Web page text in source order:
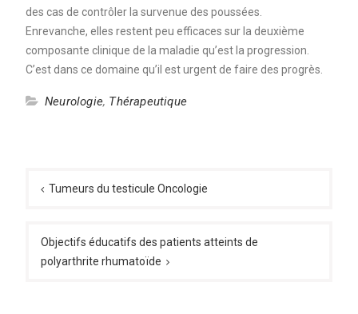
des cas de contrôler la survenue des poussées.
Enrevanche, elles restent peu efficaces sur la deuxième
composante clinique de la maladie qu’est la progression.
C’est dans ce domaine qu’il est urgent de faire des progrès.
Neurologie, Thérapeutique
de Tumeurs du testicule Oncologie
Objectifs éducatifs des patients atteints de
polyarthrite rhumatoïde